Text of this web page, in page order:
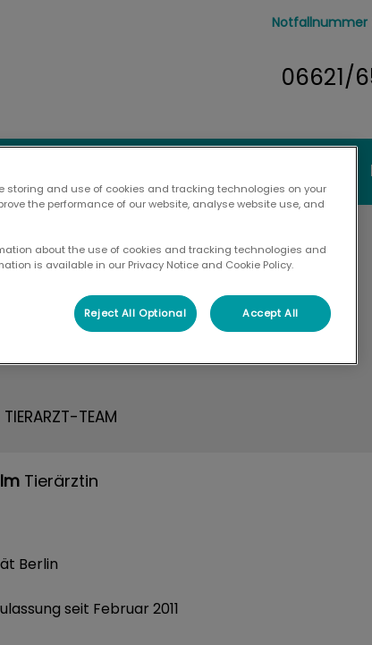
Notfallnummer
06621/
Schwalm
TIERARZT-TEAM
Tierärztin
Berlin
seit Februar 2011
storing and use of cookies and tracking technologies on your
the performance of our website, analyse website use, and
about the use of cookies and tracking technologies and
is available in our Privacy Notice and Cookie Policy.
Reject All Optional Accept All